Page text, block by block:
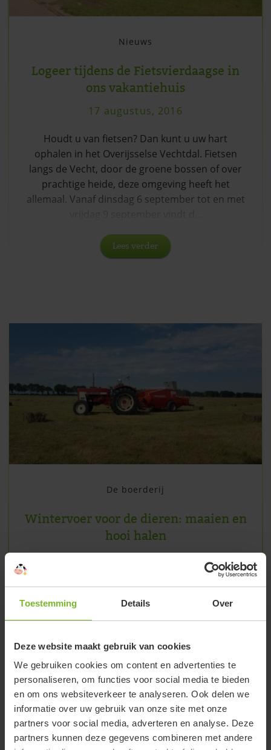
Toestemming Details Over
Deze website maakt gebruik van cookies
We gebruiken cookies om content en advertenties te
personaliseren, om functies voor social media te bieden
en om ons websiteverkeer te analyseren. Ook delen we
informatie over uw gebruik van onze site met onze
partners voor social media, adverteren en analyse. Deze
partners kunnen deze gegevens combineren met andere
Nieuws
Logeer tijdens de Fietsvierdaagse in
ons vakantiehuis
17 augustus, 2016
Houdt u van fietsen? Dan kunt u uw hart
ophalen in het Overijsselse Vechtdal. Fietsen
langs de Vecht, door de groene bossen of over
prachtige heide, deze omgeving heeft het
allemaal. Vanaf dinsdag 6 september tot en met
Lees verder
De boerderij
Wintervoer voor de dieren: maaien en
hooi halen
Nu het zomer is lijkt de winter nog ver weg, maar
toch zijn we op de boerderijcamping Het
Varsenerveld al druk met de voorbereidingen
tijd gemaaid en hooi gehaald! We maken dan
hooipakketjes zodat we e
Lees verder